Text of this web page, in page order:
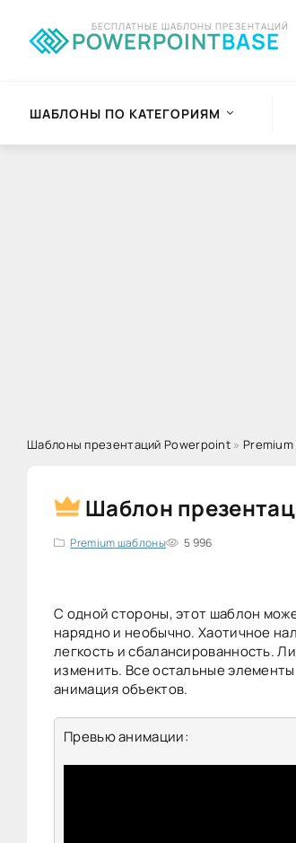
POWERPOINTBASE
БЕСПЛАТНЫЕ ШАБЛОНЫ ПРЕЗЕНТАЦИЙ
ШАБЛОНЫ ПО КАТЕГОРИЯМ
Шаблоны презентаций Powerpoint »
Шаблон
Premium шаблоны 5 996
С одной стороны, этот шаблон
нарядно и необычно. Хаотичное
легкость и сбалансированность.
изменить. Все остальные
анимация объектов.
Превью анимации: